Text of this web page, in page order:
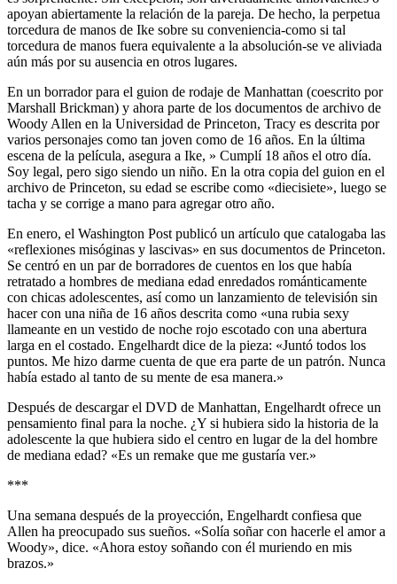
apoyan abiertamente la relación de la pareja. De hecho, la perpetua
torcedura de manos de Ike sobre su conveniencia-como si tal
torcedura de manos fuera equivalente a la absolución-se ve aliviada
aún más por su ausencia en otros lugares.
En un borrador para el guion de rodaje de Manhattan (coescrito por
Marshall Brickman) y ahora parte de los documentos de archivo de
Woody Allen en la Universidad de Princeton, Tracy es descrita por
varios personajes como tan joven como de 16 años. En la última
escena de la película, asegura a Ike, » Cumplí 18 años el otro día.
Soy legal, pero sigo siendo un niño. En la otra copia del guion en el
archivo de Princeton, su edad se escribe como «diecisiete», luego se
tacha y se corrige a mano para agregar otro año.
En enero, el Washington Post publicó un artículo que catalogaba las
«reflexiones misóginas y lascivas» en sus documentos de Princeton.
Se centró en un par de borradores de cuentos en los que había
retratado a hombres de mediana edad enredados románticamente
con chicas adolescentes, así como un lanzamiento de televisión sin
hacer con una niña de 16 años descrita como «una rubia sexy
llameante en un vestido de noche rojo escotado con una abertura
larga en el costado. Engelhardt dice de la pieza: «Juntó todos los
puntos. Me hizo darme cuenta de que era parte de un patrón. Nunca
había estado al tanto de su mente de esa manera.»
Después de descargar el DVD de Manhattan, Engelhardt ofrece un
pensamiento final para la noche. ¿Y si hubiera sido la historia de la
adolescente la que hubiera sido el centro en lugar de la del hombre
de mediana edad? «Es un remake que me gustaría ver.»
***
Una semana después de la proyección, Engelhardt confiesa que
Allen ha preocupado sus sueños. «Solía soñar con hacerle el amor a
Woody», dice. «Ahora estoy soñando con él muriendo en mis
brazos.»